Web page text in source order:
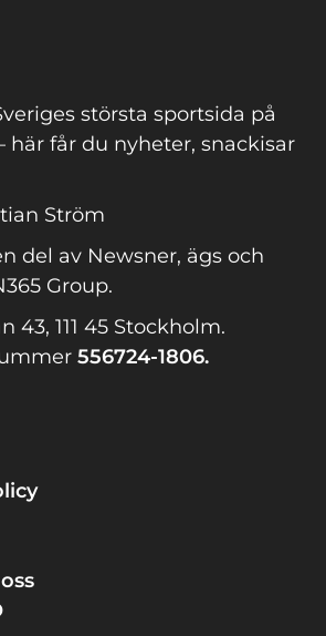
största sportsida på
här får du nyheter, snackisar
Ström
del av Newsner, ägs och
Group.
43, 111 45 Stockholm.
556724-1806.